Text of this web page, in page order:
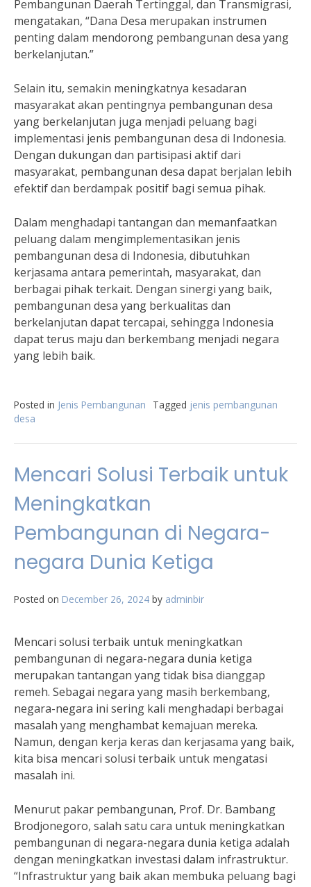
Pembangunan Daerah Tertinggal, dan Transmigrasi,
mengatakan, “Dana Desa merupakan instrumen
penting dalam mendorong pembangunan desa yang
berkelanjutan.”
Selain itu, semakin meningkatnya kesadaran
masyarakat akan pentingnya pembangunan desa
yang berkelanjutan juga menjadi peluang bagi
implementasi jenis pembangunan desa di Indonesia.
Dengan dukungan dan partisipasi aktif dari
masyarakat, pembangunan desa dapat berjalan lebih
efektif dan berdampak positif bagi semua pihak.
Dalam menghadapi tantangan dan memanfaatkan
peluang dalam mengimplementasikan jenis
pembangunan desa di Indonesia, dibutuhkan
kerjasama antara pemerintah, masyarakat, dan
berbagai pihak terkait. Dengan sinergi yang baik,
pembangunan desa yang berkualitas dan
berkelanjutan dapat tercapai, sehingga Indonesia
dapat terus maju dan berkembang menjadi negara
yang lebih baik.
Posted in Jenis Pembangunan Tagged jenis pembangunan
desa
Mencari Solusi Terbaik untuk
Meningkatkan
Pembangunan di Negara-
negara Dunia Ketiga
Posted on December 26, 2024 by adminbir
Mencari solusi terbaik untuk meningkatkan
pembangunan di negara-negara dunia ketiga
merupakan tantangan yang tidak bisa dianggap
remeh. Sebagai negara yang masih berkembang,
negara-negara ini sering kali menghadapi berbagai
masalah yang menghambat kemajuan mereka.
Namun, dengan kerja keras dan kerjasama yang baik,
kita bisa mencari solusi terbaik untuk mengatasi
masalah ini.
Menurut pakar pembangunan, Prof. Dr. Bambang
Brodjonegoro, salah satu cara untuk meningkatkan
pembangunan di negara-negara dunia ketiga adalah
dengan meningkatkan investasi dalam infrastruktur.
“Infrastruktur yang baik akan membuka peluang bagi